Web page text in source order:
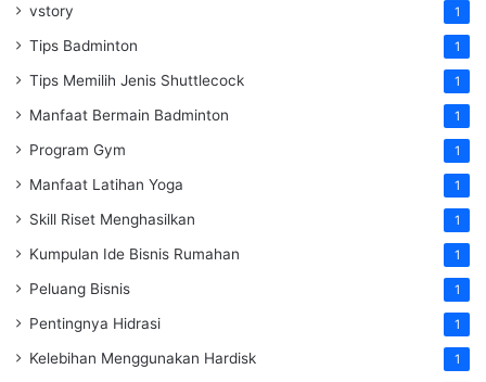
vstory 1
Tips Badminton 1
Tips Memilih Jenis Shuttlecock 1
Manfaat Bermain Badminton 1
Program Gym 1
Manfaat Latihan Yoga 1
Skill Riset Menghasilkan 1
Kumpulan Ide Bisnis Rumahan 1
Peluang Bisnis 1
Pentingnya Hidrasi 1
Kelebihan Menggunakan Hardisk 1